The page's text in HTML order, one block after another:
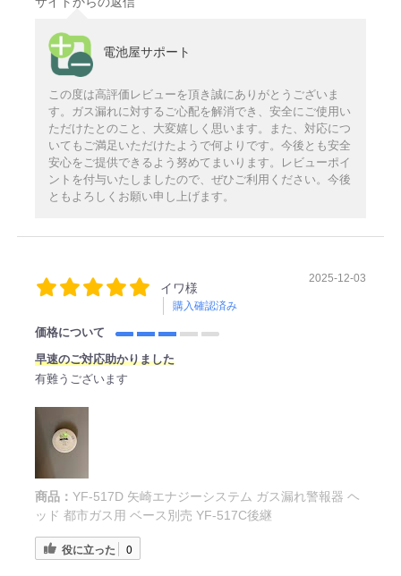
電池屋サポート
この度は高評価レビューを頂き誠にありがとうございま
す。ガス漏れに対するご心配を解消でき、安全にご使用い
ただけたとのこと、大変嬉しく思います。また、対応につ
いてもご満足いただけたようで何よりです。今後とも安全
安心をご提供できるよう努めてまいります。レビューポイ
ントを付与いたしましたので、ぜひご利用ください。今後
ともよろしくお願い申し上げます。
イワ様
購入確認済み
2025-12-03
価格について
早速のご対応助かりました
有難うございます
商品： YF-517D 矢崎エナジーシステム ガス漏れ警報器 ヘ
ッド 都市ガス用 ベース別売 YF-517C後継
役に立った 0